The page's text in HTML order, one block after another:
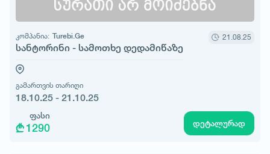
კომპანია: Turebi.Ge
სანტორინი - სამოთხე დედამიწაზე
21.08.25
გამართვის თარიღი
18.10.25 - 21.10.25
ფასი
1290 დეტალურად